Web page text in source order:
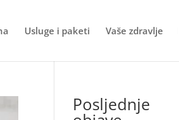
Usluge i paketi Vaše zdravlje
Posljednje